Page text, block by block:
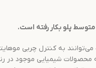
متوسط پلو بکار رفته است.
به کنترل چربی
شیمیایی موجود در